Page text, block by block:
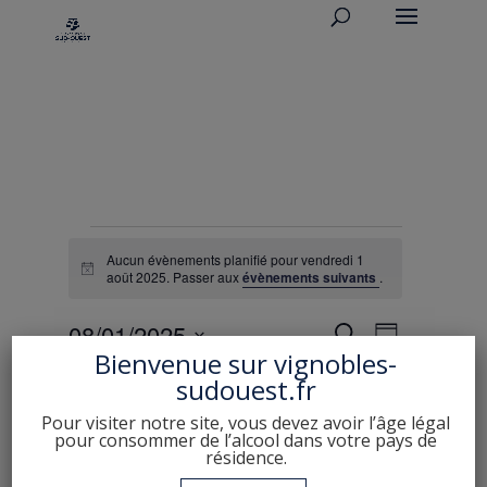
for
1
août
2025
Notice
Aucun évènements planifié pour vendredi 1
août 2025. Passer auxévènements suivants .
Recherche
et
de
vues
Recherche
de
vues
08/01/2025
Sélectionnez
date.
Jour précédent
Bienvenue survignobles-
sudouest.fr
Pour visiter notre site, vous devez avoir l’âge légal
pour consommer de l’alcool dans votre pays de
résidence.